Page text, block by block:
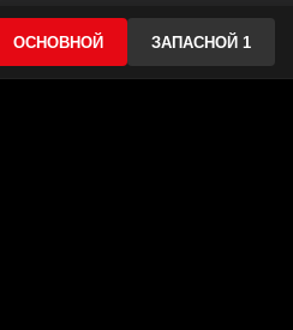
ОСНОВНОЙ ЗАПАСНОЙ 1